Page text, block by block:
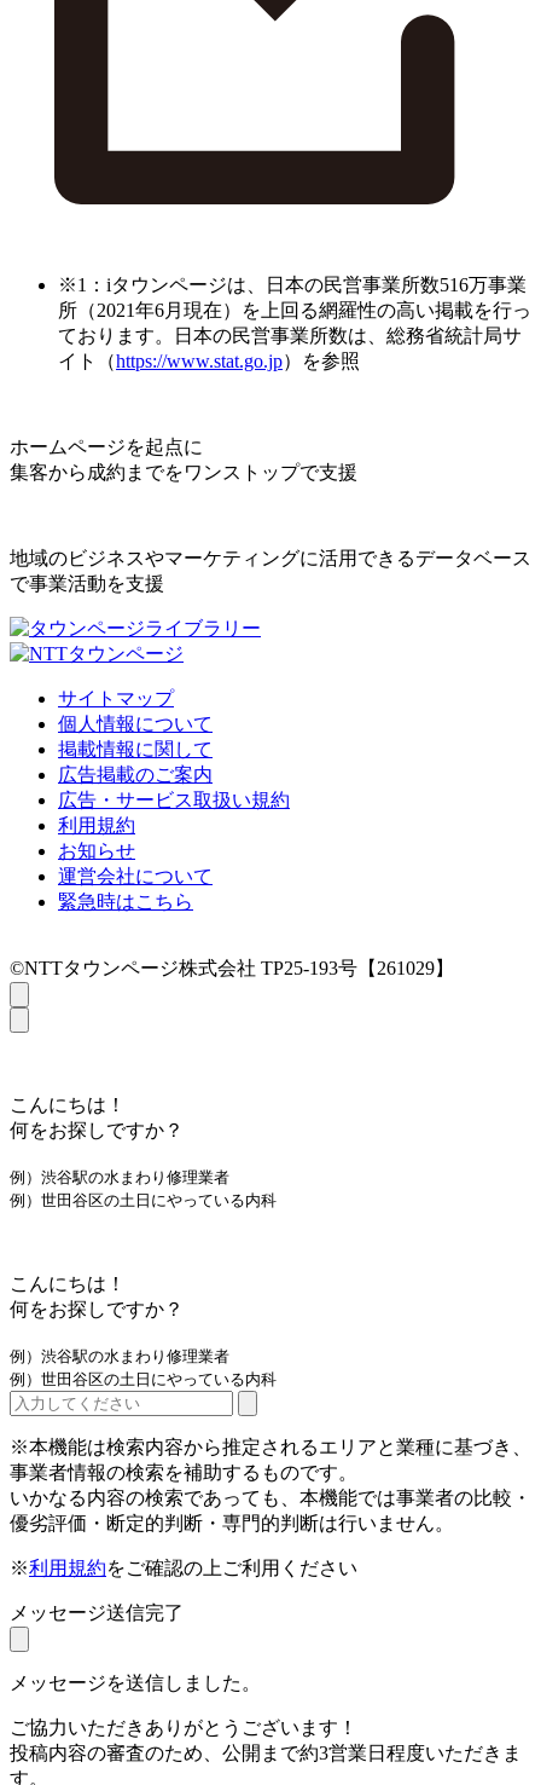
※1：iタウンページは、日本の民営事業所数516万事業
所（2021年6月現在）を上回る網羅性の高い掲載を行っ
ております。日本の民営事業所数は、総務省統計局サ
イト（https://www.stat.go.jp）を参照
ホームページを起点に
集客から成約までをワンストップで支援
地域のビジネスやマーケティングに活用できるデータベース
で事業活動を支援
サイトマップ
個人情報について
掲載情報に関して
広告掲載のご案内
広告・サービス取扱い規約
利用規約
お知らせ
運営会社について
緊急時はこちら
©NTTタウンページ株式会社 TP25-193号【261029】
こんにちは！
何をお探しですか？
例）渋谷駅の水まわり修理業者
例）世田谷区の土日にやっている内科
こんにちは！
何をお探しですか？
例）渋谷駅の水まわり修理業者
例）世田谷区の土日にやっている内科
※本機能は検索内容から推定されるエリアと業種に基づき、
事業者情報の検索を補助するものです。
いかなる内容の検索であっても、本機能では事業者の比較・
優劣評価・断定的判断・専門的判断は行いません。
※利用規約をご確認の上ご利用ください
メッセージ送信完了
メッセージを送信しました。
ご協力いただきありがとうございます！
投稿内容の審査のため、公開まで約3営業日程度いただきま
す。